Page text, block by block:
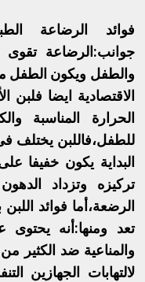
فوائد الرضاعة
جوانب:الرضاعة تقوى
والطفل ويكون الطفل
الاقتصادية ايضا فلبن
الحرارة المناسبة
للطفل،فاللبن يختلف
البداية يكون خفيفا
تركيزه وتزداد
الرضعة،أما فوائد
تعد ومنها:أنه يحتوى
والمناعية ضد الكثير
لالتهابات الجهازين